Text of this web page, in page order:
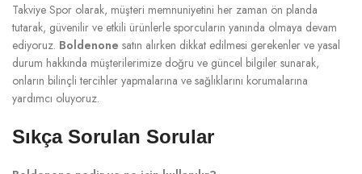
Takviye Spor olarak, müşteri memnuniyetini her zaman ön planda
tutarak, güvenilir ve etkili ürünlerle sporcuların yanında olmaya devam
ediyoruz. Boldenone satın alırken dikkat edilmesi gerekenler ve yasal
durum hakkında müşterilerimize doğru ve güncel bilgiler sunarak,
onların bilinçli tercihler yapmalarına ve sağlıklarını korumalarına
yardımcı oluyoruz.
Sıkça Sorulan Sorular